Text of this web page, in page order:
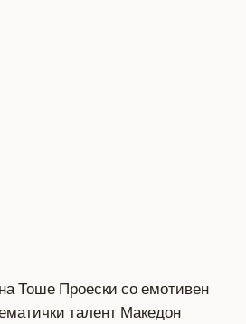
Тоше Проески со емотивен
талент Македон